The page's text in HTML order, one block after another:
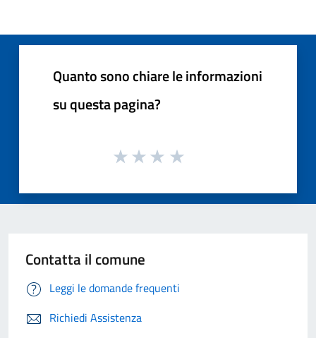
Quanto sono chiare le informazioni
su questa pagina?
Contatta il comune
Leggi le domande frequenti
Richiedi Assistenza